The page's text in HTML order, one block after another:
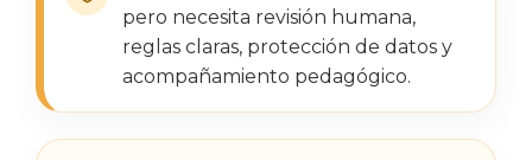
pero necesita revisión humana,
reglas claras, protección de datos y
acompañamiento pedagógico.